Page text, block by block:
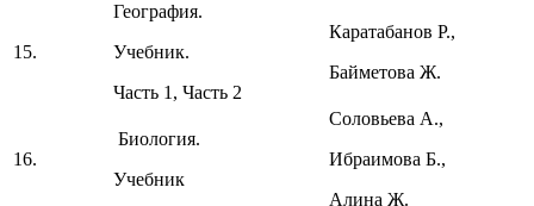
15.
География.
Учебник.
Часть 1, Часть 2
Каратабанов Р.,
Байметова Ж.
16.
Биология.
Учебник
Соловьева А.,
Ибраимова Б.,
Алина Ж.